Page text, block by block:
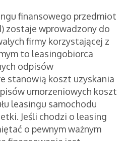
finansowego przedmiot
zostaje wprowadzony do
firmy korzystającej z
to leasingobiorca
odpisów
stanowią koszt uzyskania
umorzeniowych koszt
leasingu samochodu
Jeśli chodzi o leasing
o pewnym ważnym